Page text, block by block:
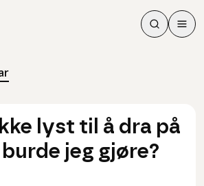
Søk
Søk
Meny
lyst til å dra på
jeg gjøre?